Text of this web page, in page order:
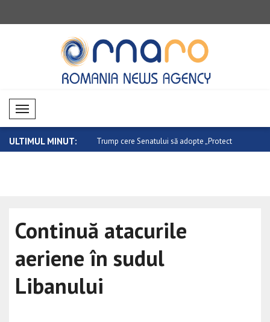
Mobil Menü
ULTIMUL MINUT:
sprijinului pe.. Trump cere Senatului să adopte „Protect
Continuă atacurile
aeriene în sudul
Libanului